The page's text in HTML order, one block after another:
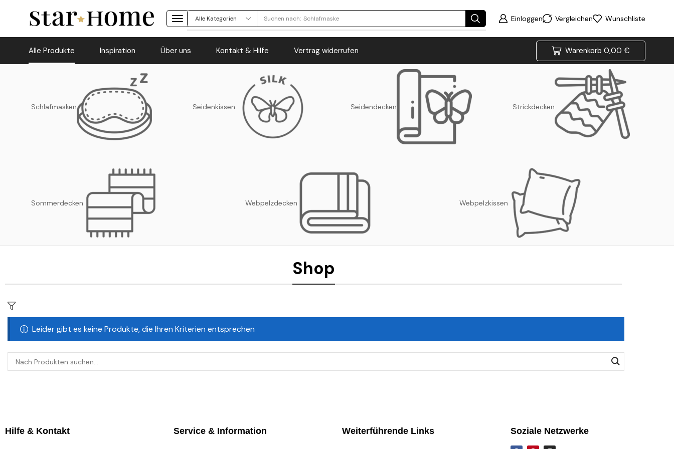
Suchen nach: Schlafmaske Einloggen Vergleichen Wunschliste
Alle Produkte Inspiration Über uns Kontakt & Hilfe Vertrag widerrufen Warenkorb 0,00 €
Schlafmasken Seidenkissen Seidendecken Strickdecken
Sommerdecken Webpelzdecken Webpelzkissen
Shop
Leider gibt es keine Produkte, die Ihren Kriterien entsprechen
Hilfe & Kontakt Service & Information Weiterführende Links Soziale Netzwerke